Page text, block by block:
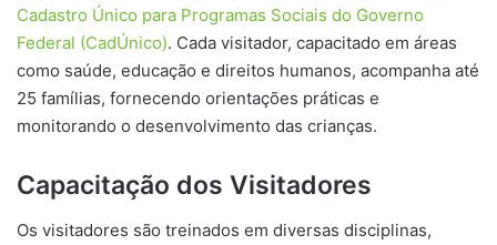
Cadastro Único para Programas Sociais do Governo
Federal (CadÚnico). Cada visitador, capacitado em áreas
como saúde, educação e direitos humanos, acompanha até
25 famílias, fornecendo orientações práticas e
monitorando o desenvolvimento das crianças.
Capacitação dos Visitadores
Os visitadores são treinados em diversas disciplinas,